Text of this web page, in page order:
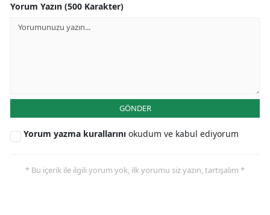
Yorum Yazın (500 Karakter)
GÖNDER
Yorum yazma kurallarını okudum ve kabul ediyorum
* Bu içerik ile ilgili yorum yok, ilk yorumu siz yazın, tartışalım *